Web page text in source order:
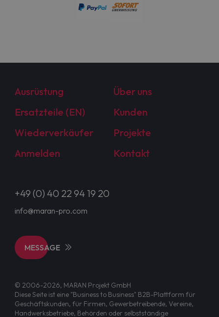
Ausrüstung
Über uns
Ersatzteile (EN)
Kunden
Wiederverkäufer
Projekte
Anmelden
Kontakt
+49 (0) 40 22 94 19 20
info@maran-pro.com
MESSAGE
© 2006-2026, MARAN Projekt GmbH
Diese Seite ist eine "Business to Business" B2B-Plattform für
Geschäftskunden, für Firmen, Gewerbetreibende, Vereine,
Handwerksbetriebe, Behörden oder selbstständige